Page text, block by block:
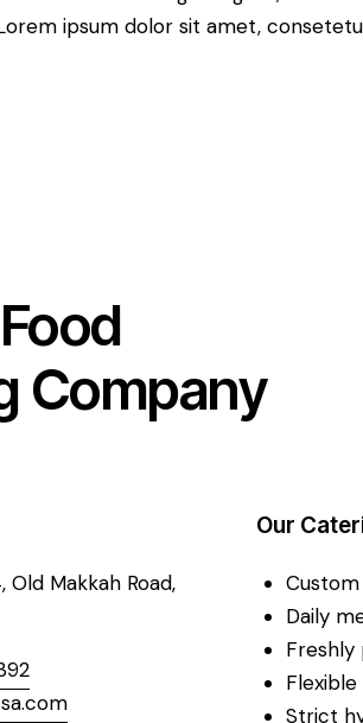
ipsum dolor sit amet,
Company
Old Makkah Road,
Our
Daily
Freshly
Strict